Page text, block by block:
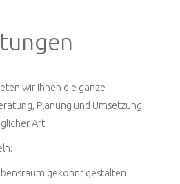
wir Ihnen die ganze
Planung und Umsetzung
Art.
gekonnt gestalten